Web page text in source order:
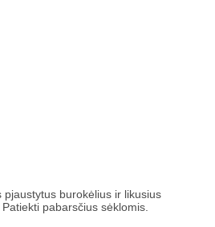
burokėlius ir likusius
pabarsčius sėklomis.